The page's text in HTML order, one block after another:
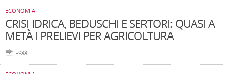
ECONOMIA
CRISI IDRICA, BEDUSCHI E SERTORI: QUASI A
METÀ I PRELIEVI PER AGRICOLTURA
Leggi